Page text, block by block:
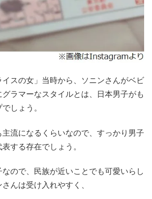
イスの女」当時から、ソニンさんがベビ
ラマーなスタイルとは、日本男子がも
しょう。
主流になるくらいなので、すっかり男子
する存在でしょう。
なので、民族が近いことでも可愛いらし
んは受け入れやすく、